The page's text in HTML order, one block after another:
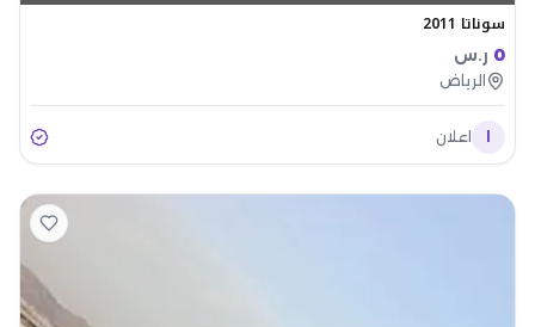
سوناتا 2011
0 ر.س
الرياض
اعلان